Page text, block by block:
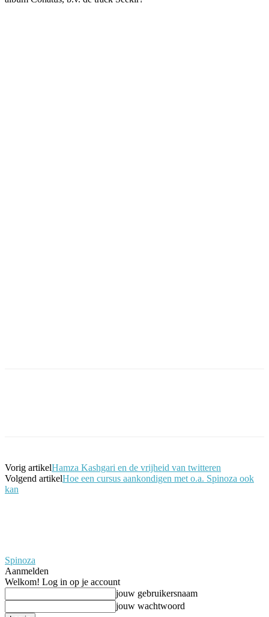
Vorig artikelHamza Kashgari en de vrijheid van twitteren
Volgend artikelHoe een cursus aankondigen met o.a. Spinoza ook
kan
Spinoza
Aanmelden
Welkom! Log in op je account
jouw gebruikersnaam
jouw wachtwoord